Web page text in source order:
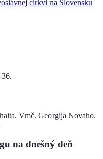
Vmč. Georgija Novaho.
na dnešný deň